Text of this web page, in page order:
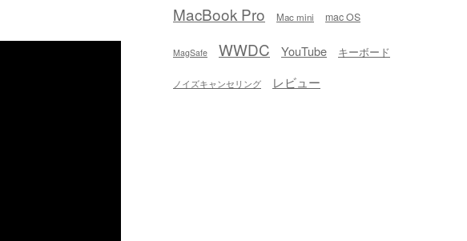
MacBook Pro Mac mini mac OS
MagSafe WWDC YouTube キーボード
ノイズキャンセリング レビュー